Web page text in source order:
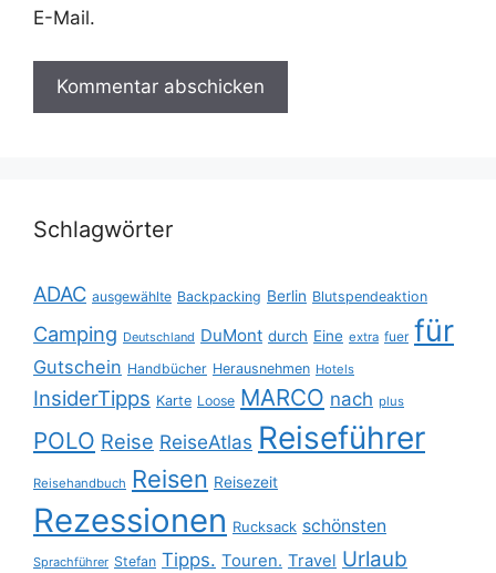
E-Mail.
Schlagwörter
ADAC ausgewählte Backpacking Berlin Blutspendeaktion
Camping Deutschland DuMont durch Eine extra fuer für
Gutschein Handbücher Herausnehmen Hotels
InsiderTipps Karte Loose MARCO nach plus
POLO Reise ReiseAtlas Reiseführer
Reisehandbuch Reisen Reisezeit
Rezessionen Rucksack schönsten
Sprachführer Stefan Tipps. Touren. Travel Urlaub